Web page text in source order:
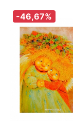
-46,67%